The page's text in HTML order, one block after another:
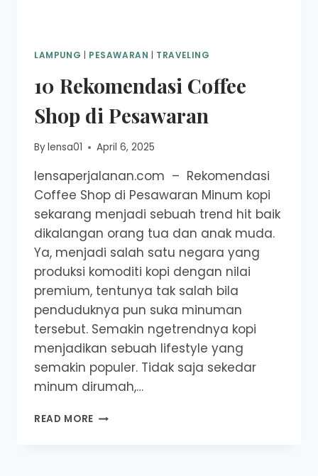
LAMPUNG PESAWARAN TRAVELING
10 Rekomendasi Coffee
Shop di Pesawaran
Bylensa01 April 6, 2025
lensaperjalanan.com – Rekomendasi
Coffee Shop di Pesawaran Minum kopi
sekarang menjadi sebuah trend hit baik
dikalangan orang tua dan anak muda.
Ya, menjadi salah satu negara yang
produksi komoditi kopi dengan nilai
premium, tentunya tak salah bila
penduduknya pun suka minuman
tersebut. Semakin ngetrendnya kopi
menjadikan sebuah lifestyle yang
semakin populer. Tidak saja sekedar
minum dirumah,…
READ MORE 10